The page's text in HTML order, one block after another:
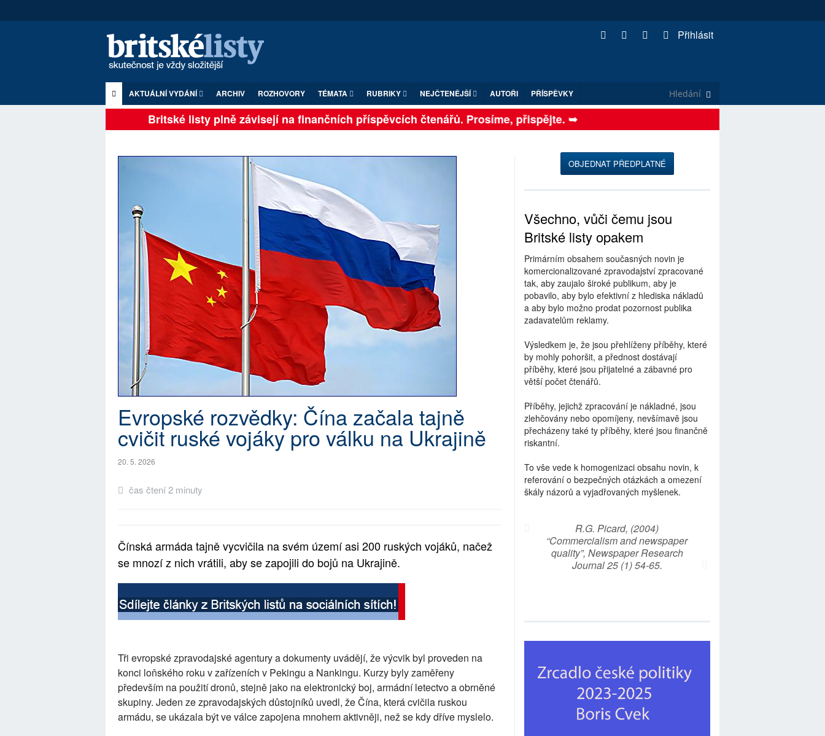
Přihlásit
AKTUÁLNÍ VYDÁNÍ ARCHIV ROZHOVORY TÉMATA RUBRIKY NEJČTENĚJŠÍ AUTOŘI PŘÍSPĚVKY
Britské listy plně závisejí na finančních příspěvcích čtenářů. Prosíme, přispějte. ➥
Evropské rozvědky: Čína začala tajně
cvičit ruské vojáky pro válku na Ukrajině
20. 5. 2026
čas čtení 2 minuty
Čínská armáda tajně vycvičila na svém území asi 200 ruských vojáků, načež
se mnozí z nich vrátili, aby se zapojili do bojů na Ukrajině.
Tři evropské zpravodajské agentury a dokumenty uvádějí, že výcvik byl proveden na
konci loňského roku v zařízeních v Pekingu a Nankingu. Kurzy byly zaměřeny
především na použití dronů, stejně jako na elektronický boj, armádní letectvo a obrněné
skupiny. Jeden ze zpravodajských důstojníků uvedl, že Čína, která cvičila ruskou
armádu, se ukázala být ve válce zapojena mnohem aktivněji, než se kdy dříve myslelo.
OBJEDNAT PŘEDPLATNÉ
Všechno, vůči čemu jsou
Britské listy opakem
Primárním obsahem současných novin je
komercionalizované zpravodajství zpracované
tak, aby zaujalo široké publikum, aby je
pobavilo, aby bylo efektivní z hlediska nákladů
a aby bylo možno prodat pozornost publika
zadavatelům reklamy.
Výsledkem je, že jsou přehlíženy příběhy, které
by mohly pohoršit, a přednost dostávají
příběhy, které jsou přijatelné a zábavné pro
větší počet čtenářů.
Příběhy, jejichž zpracování je nákladné, jsou
zlehčovány nebo opomíjeny, nevšímavě jsou
přecházeny také ty příběhy, které jsou finančně
riskantní.
To vše vede k homogenizaci obsahu novin, k
referování o bezpečných otázkách a omezení
škály názorů a vyjadřovaných myšlenek.
R.G. Picard, (2004)
“Commercialism and newspaper
quality”, Newspaper Research
Journal 25 (1) 54-65.